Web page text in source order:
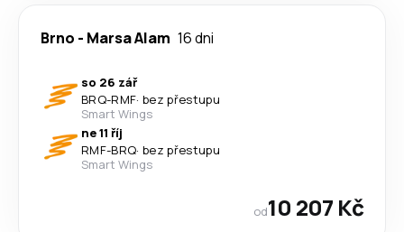
Brno - Marsa Alam 16 dni
so 26 zář
BRQ-RMF· bez přestupu
Smart Wings
ne 11 říj
RMF-BRQ· bez přestupu
Smart Wings
od10 207 Kč